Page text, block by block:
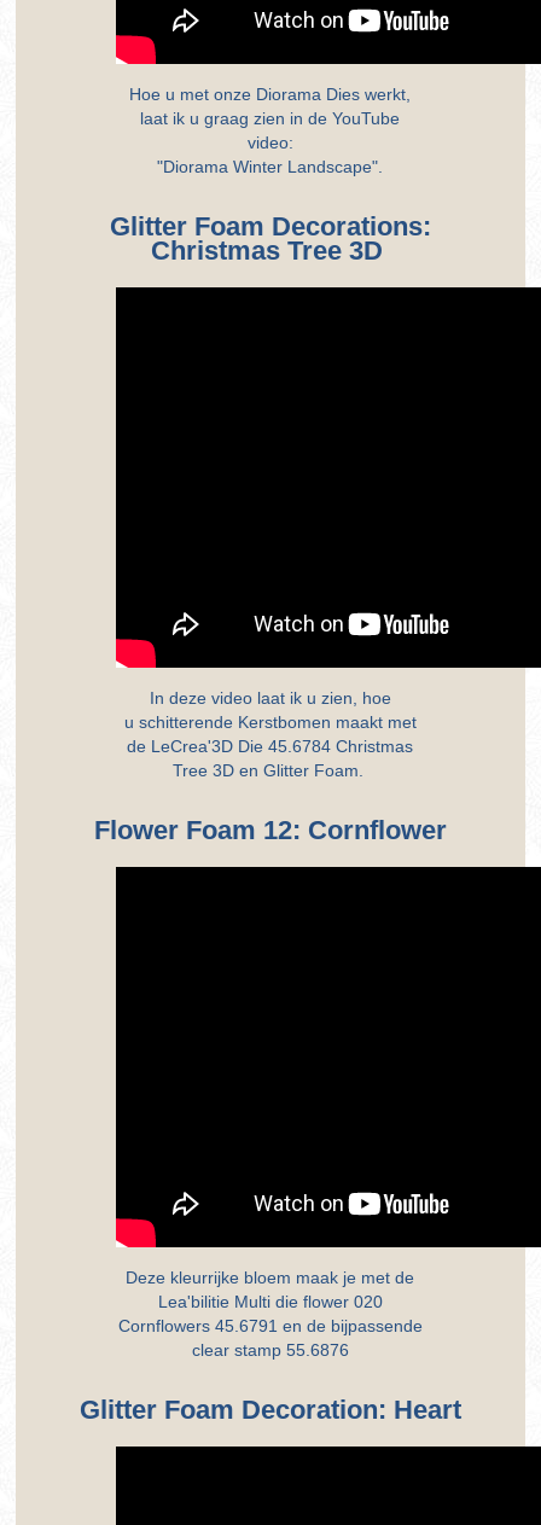
Hoe u met onze Diorama Dies werkt,
laat ik u graag zien in de YouTube
video:
"Diorama Winter Landscape".
Glitter Foam Decorations:
Christmas Tree 3D
In deze video laat ik u zien, hoe
u schitterende Kerstbomen maakt met
de LeCrea'3D Die 45.6784 Christmas
Tree 3D en Glitter Foam.
Flower Foam 12: Cornflower
Deze kleurrijke bloem maak je met de
Lea'bilitie Multi die flower 020
Cornflowers 45.6791 en de bijpassende
clear stamp 55.6876
Glitter Foam Decoration: Heart